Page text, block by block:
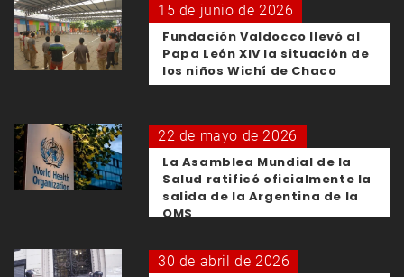
15 de junio de 2026
Fundación Valdocco llevó al
Papa León XIV la situación de
los niños Wichí de Chaco
22 de mayo de 2026
La Asamblea Mundial de la
Salud ratificó oficialmente la
salida de la Argentina de la
OMS
30 de abril de 2026